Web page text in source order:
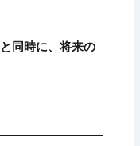
同時に、将来の